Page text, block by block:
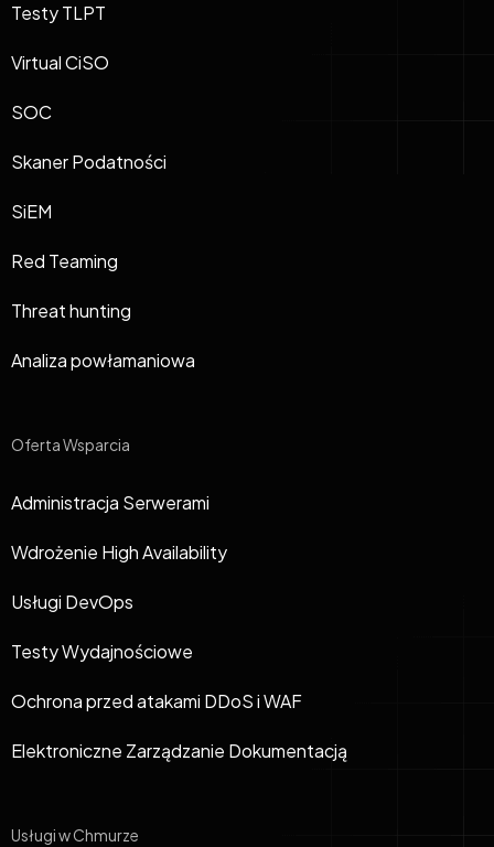
Testy TLPT
Virtual CiSO
SOC
Skaner Podatności
SiEM
Red Teaming
Threat hunting
Analiza powłamaniowa
Oferta Wsparcia
Administracja Serwerami
Wdrożenie High Availability
Usługi DevOps
Testy Wydajnościowe
Ochrona przed atakami DDoS i WAF
Elektroniczne Zarządzanie Dokumentacją
Usługi w Chmurze